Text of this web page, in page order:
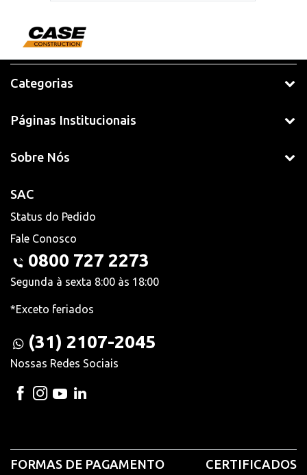
Categorias
Páginas Institucionais
Sobre Nós
SAC
Status do Pedido
Fale Conosco
0800 727 2273
Segunda à sexta 8:00 às 18:00
*Exceto feriados
(31) 2107-2045
Nossas Redes Sociais
FORMAS DE PAGAMENTO CERTIFICADOS